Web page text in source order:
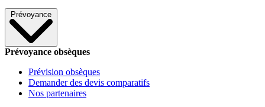
Prévoyance
Prévoyance obsèques
Prévision obsèques
Demander des devis comparatifs
Nos partenaires